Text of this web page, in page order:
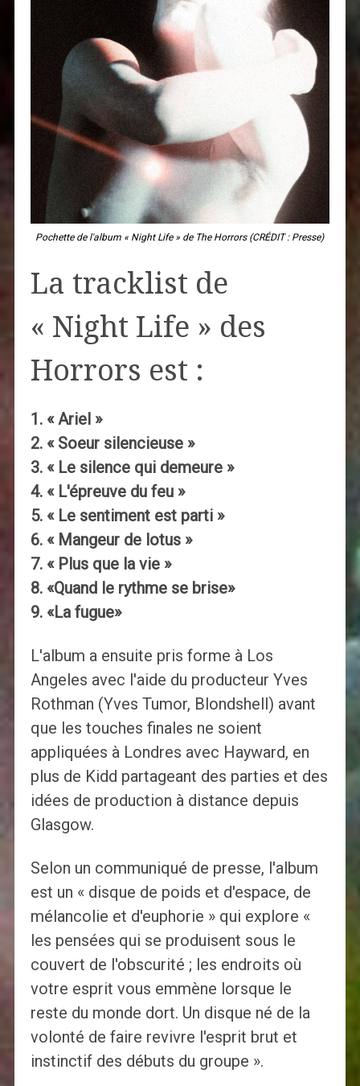
Pochette de l'album « Night Life » de The Horrors (CRÉDIT : Presse)
La tracklist de
« Night Life » des
Horrors est :
1. « Ariel »
2. « Soeur silencieuse »
3. « Le silence qui demeure »
4. « L'épreuve du feu »
5. « Le sentiment est parti »
6. « Mangeur de lotus »
7. « Plus que la vie »
8. «Quand le rythme se brise»
9. «La fugue»
L'album a ensuite pris forme à Los
Angeles avec l'aide du producteur Yves
Rothman (Yves Tumor, Blondshell) avant
que les touches finales ne soient
appliquées à Londres avec Hayward, en
plus de Kidd partageant des parties et des
idées de production à distance depuis
Glasgow.
Selon un communiqué de presse, l'album
est un « disque de poids et d'espace, de
mélancolie et d'euphorie » qui explore «
les pensées qui se produisent sous le
couvert de l'obscurité ; les endroits où
votre esprit vous emmène lorsque le
reste du monde dort. Un disque né de la
volonté de faire revivre l'esprit brut et
instinctif des débuts du groupe ».